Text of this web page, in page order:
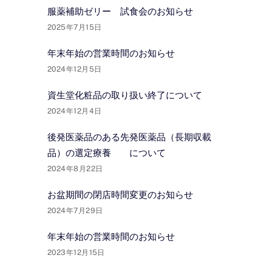
服薬補助ゼリー 試食会のお知らせ
2025年7月15日
年末年始の営業時間のお知らせ
2024年12月5日
資生堂化粧品の取り扱い終了について
2024年12月4日
後発医薬品のある先発医薬品（長期収載
品）の選定療養 について
2024年8月22日
お盆期間の閉店時間変更のお知らせ
2024年7月29日
年末年始の営業時間のお知らせ
2023年12月15日